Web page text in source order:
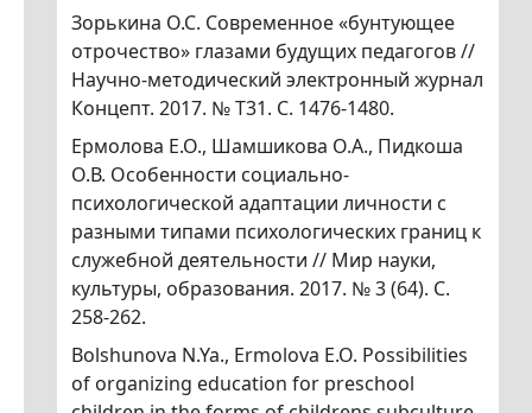
Зорькина О.С. Современное «бунтующее
отрочество» глазами будущих педагогов //
Научно-методический электронный журнал
Концепт. 2017. № Т31. С. 1476-1480.
Ермолова Е.О., Шамшикова О.А., Пидкоша
О.В. Особенности социально-
психологической адаптации личности с
разными типами психологических границ к
служебной деятельности // Мир науки,
культуры, образования. 2017. № 3 (64). С.
258-262.
Bolshunova N.Ya., Ermolova E.O. Possibilities
of organizing education for preschool